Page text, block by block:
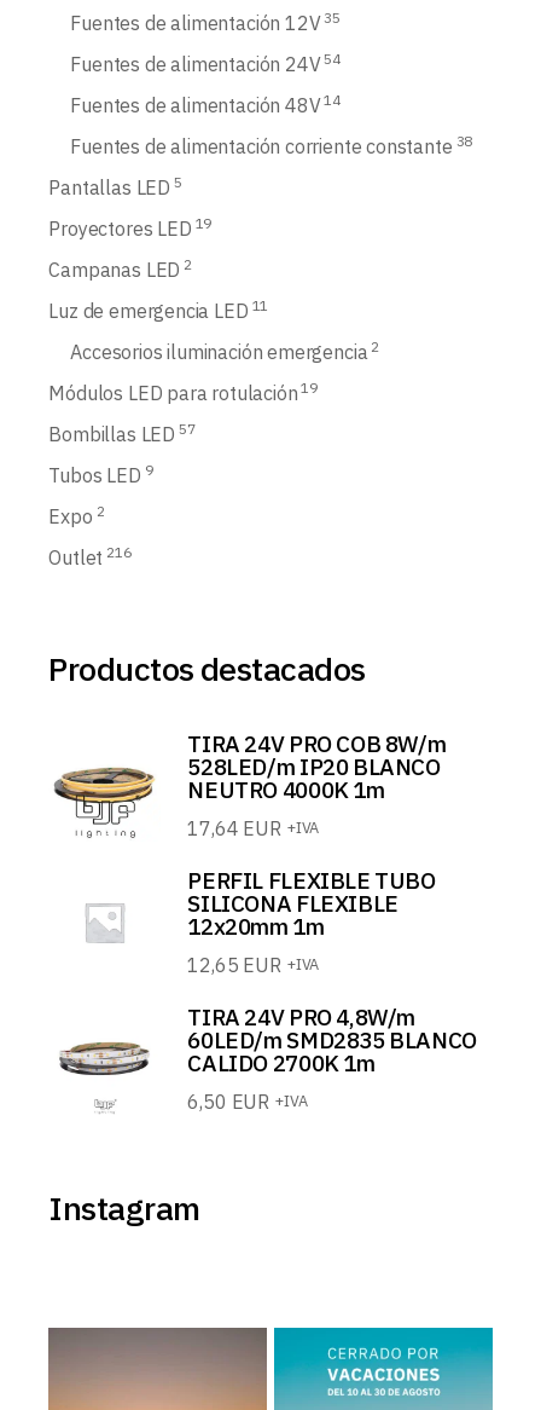
Fuentes de alimentación 12V 35
Fuentes de alimentación 24V 54
Fuentes de alimentación 48V 14
Fuentes de alimentación corriente constante 38
Pantallas LED 5
Proyectores LED 19
Campanas LED 2
Luz de emergencia LED 11
Accesorios iluminación emergencia 2
Módulos LED para rotulación 19
Bombillas LED 57
Tubos LED 9
Expo 2
Outlet 216
Productos destacados
TIRA 24V PRO COB 8W/m
528LED/m IP20 BLANCO
NEUTRO 4000K 1m
17,64 EUR +IVA
PERFIL FLEXIBLE TUBO
SILICONA FLEXIBLE
12x20mm 1m
12,65 EUR +IVA
TIRA 24V PRO 4,8W/m
60LED/m SMD2835 BLANCO
CALIDO 2700K 1m
6,50 EUR +IVA
Instagram
BJF Lighting permanecerá
𝗰𝗲𝗿𝗿𝗮𝗱𝗼 𝗽𝗼𝗿...